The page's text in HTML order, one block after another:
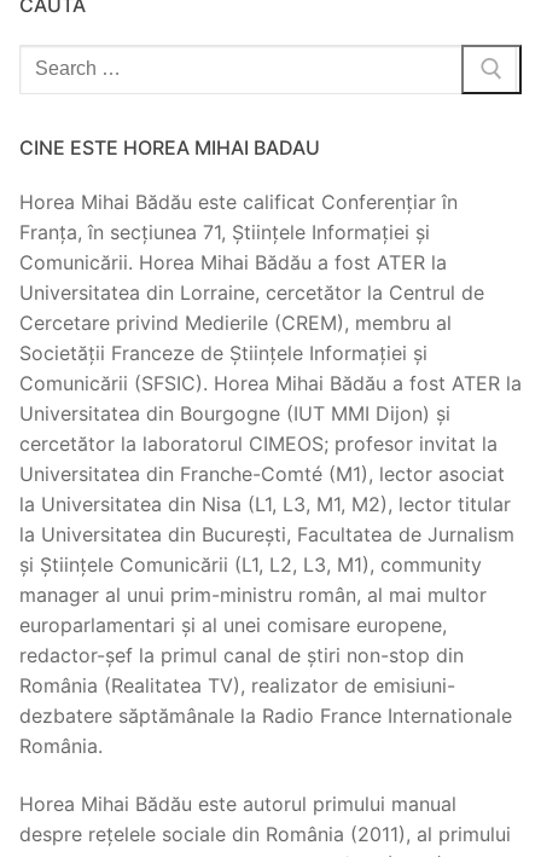
Search
for:
CINE ESTE HOREA MIHAI BADAU
Horea Mihai Bădău este calificat Conferențiar în
Franța, în secțiunea 71, Științele Informației și
Comunicării. Horea Mihai Bădău a fost ATER la
Universitatea din Lorraine, cercetător la Centrul de
Cercetare privind Medierile (CREM), membru al
Societății Franceze de Științele Informației și
Comunicării (SFSIC). Horea Mihai Bădău a fost ATER la
Universitatea din Bourgogne (IUT MMI Dijon) și
cercetător la laboratorul CIMEOS; profesor invitat la
Universitatea din Franche-Comté (M1), lector asociat
la Universitatea din Nisa (L1, L3, M1, M2), lector titular
la Universitatea din București, Facultatea de Jurnalism
și Științele Comunicării (L1, L2, L3, M1), community
manager al unui prim-ministru român, al mai multor
europarlamentari și al unei comisare europene,
redactor-șef la primul canal de știri non-stop din
România (Realitatea TV), realizator de emisiuni-
dezbatere săptămânale la Radio France Internationale
România.
Horea Mihai Bădău este autorul primului manual
despre rețelele sociale din România (2011), al primului